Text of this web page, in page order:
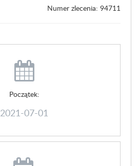
Numer zlecenia: 94711
Początek:
2021-07-01